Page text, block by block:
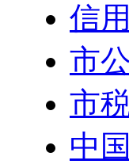
信
市
市
中